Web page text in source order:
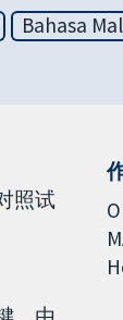
Bahasa
照试